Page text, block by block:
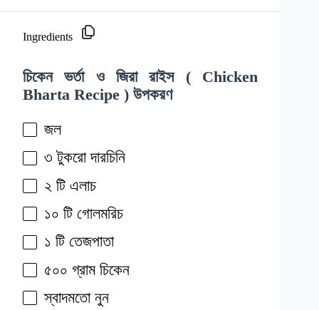
Ingredients
চিকেন ভর্তা ও জিরা রাইস ( Chicken
Bharta Recipe ) উপকরণ
জল
৩ টুকরো দারচিনি
২ টি এলাচ
১০ টি গোলমরিচ
১ টি তেজপাতা
৫০০ গ্রাম চিকেন
স্বাদমতো নুন